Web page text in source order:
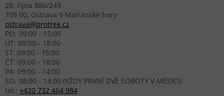
28. října 886/249
709 00, Ostrava 9 Mariánské hory
ostrava@protrek.cz
PO: 09:00 - 15:00
ÚT: 09:00 - 18:00
ST: 09:00 - 15:00
ČT: 09:00 - 18:00
PÁ: 09:00 - 14:00
SO: 08:00 - 14:00 (VŽDY PRVNÍ DVĚ SOBOTY V MĚSÍCI)
tel.: +420 732 464 984